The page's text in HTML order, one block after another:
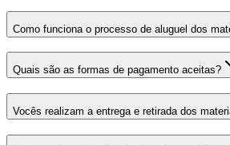
Como funciona o processo de aluguel dos
Quais são as formas de pagamento aceitas?
Vocês realizam a entrega e retirada dos